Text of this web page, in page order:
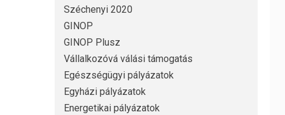
Széchenyi 2020
GINOP
GINOP Plusz
Vállalkozóvá válási támogatás
Egészségügyi pályázatok
Egyházi pályázatok
Energetikai pályázatok